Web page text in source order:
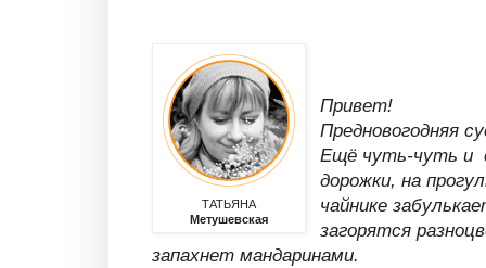
ТАТЬЯНА
Метушевская
Привет!
Предновогодняя
Ещё чуть-чуть и
дорожки, на
чайнике
загорятся
запахнет мандаринами.